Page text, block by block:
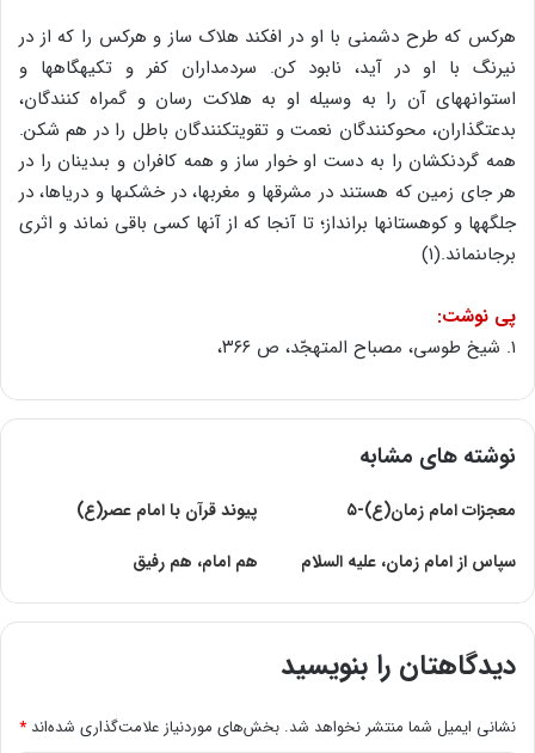
هرکس که طرح دشمنى با او در افکند هلاک ساز و هرکس را که از در
نیرنگ با او در آید، نابود کن. سردمداران کفر و تکیه‏گاه‏ها و
استوانه‏هاى آن را به وسیله او به هلاکت رسان و گمراه کنندگان،
بدعت‏گذاران، محوکنندگان نعمت و تقویت‏کنندگان باطل را در هم شکن.
همه گردن‏کشان را به دست او خوار ساز و همه کافران و بى‏دینان را در
هر جاى زمین که هستند در مشرق‏ها و مغرب‏ها، در خشکى‏ها و دریاها، در
جلگه‏ها و کوهستان‏ها برانداز؛ تا آن‏جا که از آنها کسى باقى نماند و اثرى
برجاى‏نماند.(۱)
پی نوشت:
۱. شیخ طوسى، مصباح المتهجّد، ص ۳۶۶،
نوشته های مشابه
معجزات امام زمان(ع)-۵
پیوند قرآن با امام عصر(ع)
سپاس از امام زمان، علیه السلام
هم امام، هم رفيق
دیدگاهتان را بنویسید
نشانی ایمیل شما منتشر نخواهد شد. بخش‌های موردنیاز علامت‌گذاری شده‌اند *